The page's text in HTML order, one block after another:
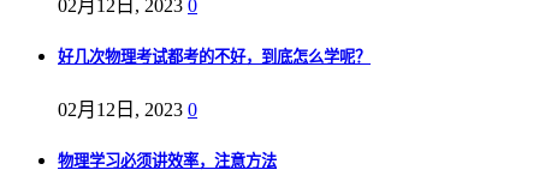
02月12日, 2023 0
好几次物理考试都考的不好，到底怎么学呢？
02月12日, 2023 0
物理学习必须讲效率，注意方法